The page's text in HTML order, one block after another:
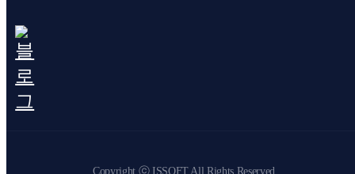
Copyright ⓒ ISSOFT All Rights Reserved